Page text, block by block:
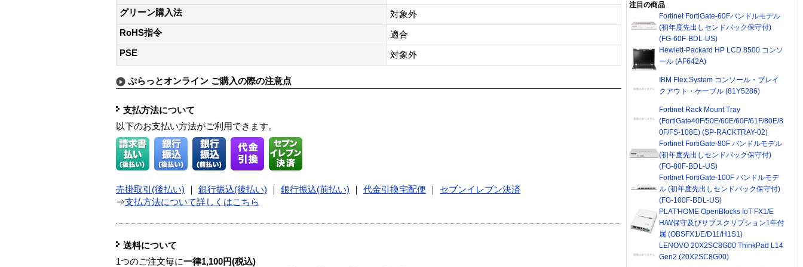
グリーン購入法
対象外
RoHS指令
適合
PSE
対象外
ぷらっとオンライン ご購入の際の注意点
支払方法について
以下のお支払い方法がご利用できます。
売掛取引(後払い) ｜ 銀行振込(後払い) ｜ 銀行振込(前払い) ｜ 代金引換宅配便 ｜ セブンイレブン決済
⇒支払方法について詳しくはこちら
送料について
1つのご注文毎に一律1,100円(税込)
注目の商品
Fortinet FortiGate-60Fバンドルモデル
(初年度先出しセンドバック保守付)
(FG-60F-BDL-US)
Hewlett-Packard HP LCD 8500 コンソ
ール (AF642A)
IBM Flex System コンソール・ブレイ
クアウト・ケーブル (81Y5286)
Fortinet Rack Mount Tray
(FortiGate40F/50E/60E/60F/61F/80E/8
0F/FS-108E) (SP-RACKTRAY-02)
Fortinet FortiGate-80F バンドルモデル
(初年度先出しセンドバック保守付)
(FG-80F-BDL-US)
Fortinet FortiGate-100F バンドルモデ
ル (初年度先出しセンドバック保守付)
(FG-100F-BDL-US)
PLAT'HOME OpenBlocks IoT FX1/E
H/W保守及びサブスクリプション1年付
属 (OBSFX1/E/D11/H1S1)
LENOVO 20X2SC8G00 ThinkPad L14
Gen2 (20X2SC8G00)